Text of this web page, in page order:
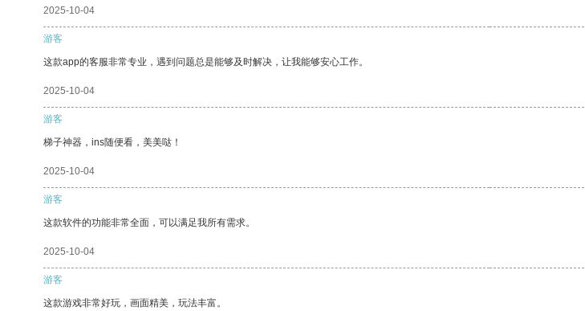
2025-10-04
游客
这款app的客服非常专业，遇到问题总是能够及时解决，让我能够安心工作。
2025-10-04
游客
梯子神器，ins随便看，美美哒！
2025-10-04
游客
这款软件的功能非常全面，可以满足我所有需求。
2025-10-04
游客
这款游戏非常好玩，画面精美，玩法丰富。